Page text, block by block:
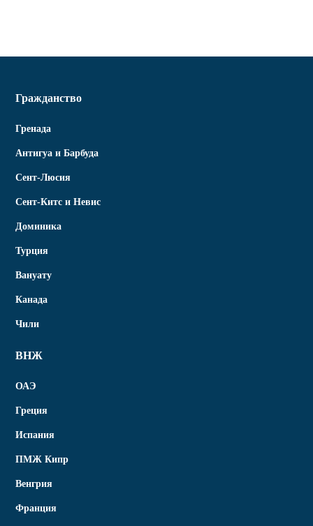
Гражданство
Гренада
Антигуа и Барбуда
Сент-Люсия
Сент-Китс и Невис
Доминика
Турция
Вануату
Канада
Чили
ВНЖ
ОАЭ
Греция
Испания
ПМЖ Кипр
Венгрия
Франция